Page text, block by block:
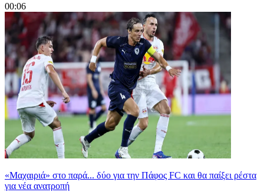
00:06
«Μαχαιριά» στο παρά... δύο για την Πάφος FC και θα παίξει ρέστα
για νέα ανατροπή